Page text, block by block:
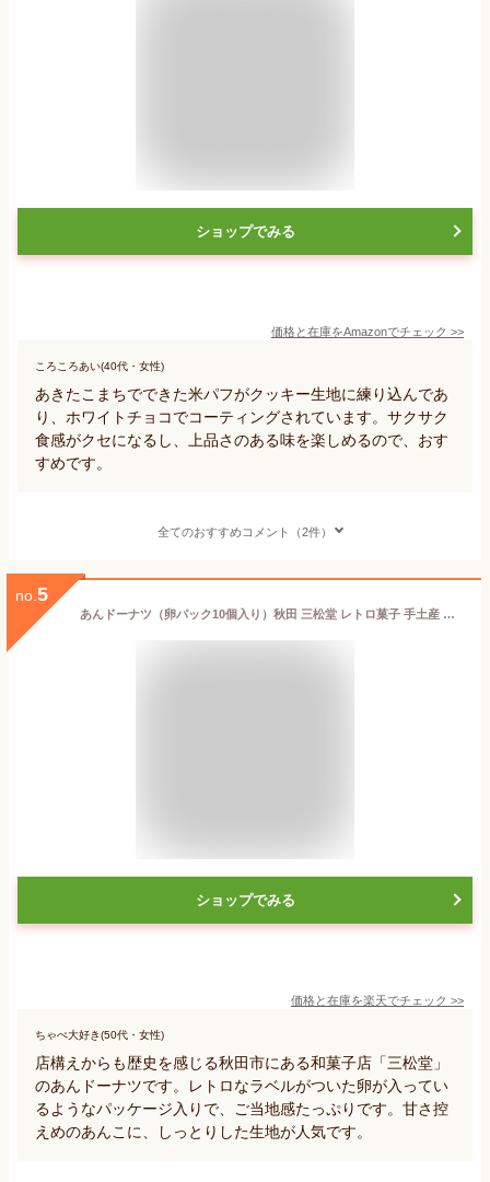
ショップでみる
価格と在庫をAmazonでチェック >>
ころころあい(40代・女性)
あきたこまちでできた米パフがクッキー生地に練り込んであ
り、ホワイトチョコでコーティングされています。サクサク
食感がクセになるし、上品さのある味を楽しめるので、おす
すめです。
全てのおすすめコメント（2件）
no. 5
あんドーナツ（卵パック10個入り）秋田 三松堂 レトロ菓子 手土産 和菓子 お菓子 誕生日 プレゼント ギフト 贈答品 母の日 父の日 敬老の日 産地直送 国産 お中元 お歳暮 大切な方 内祝い お年賀 ご当地グルメ お取り寄せ かわいい おしゃれ
ショップでみる
価格と在庫を楽天でチェック >>
ちゃぺ大好き(50代・女性)
店構えからも歴史を感じる秋田市にある和菓子店「三松堂」
のあんドーナツです。レトロなラベルがついた卵が入ってい
るようなパッケージ入りで、ご当地感たっぷりです。甘さ控
えめのあんこに、しっとりした生地が人気です。